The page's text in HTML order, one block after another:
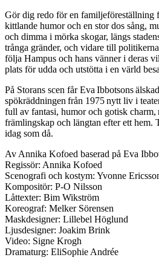
Gör dig redo för en familjeföreställning
kittlande humor och en stor dos sång,
och dimma i mörka skogar, längs
trånga gränder, och vidare till
följa Hampus och hans vänner i deras
plats för udda och utstötta i en värld
På Storans scen får Eva Ibbotsons
spökräddningen från 1975 nytt liv i
full av fantasi, humor och gotisk charm,
främlingskap och längtan efter ett hem.
idag som då.
Av Annika Kofoed baserad på Eva
Regissör: Annika Kofoed
Scenografi och kostym: Yvonne
Kompositör: P-O Nilsson
Låttexter: Bim Wikström
Koreograf: Melker Sörensen
Maskdesigner: Lillebel Höglund
Ljusdesigner: Joakim Brink
Video: Signe Krogh
Dramaturg: EliSophie Andrée